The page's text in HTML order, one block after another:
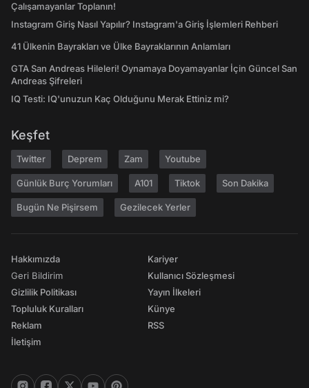
Çalışamayanlar Toplanın!
Instagram Giriş Nasıl Yapılır? Instagram'a Giriş İşlemleri Rehberi
41 Ülkenin Bayrakları ve Ülke Bayraklarının Anlamları
GTA San Andreas Hileleri! Oynamaya Doyamayanlar İçin Güncel San
Andreas Şifreleri
IQ Testi: IQ'unuzun Kaç Olduğunu Merak Ettiniz mi?
Keşfet
Twitter Deprem Zam Youtube
Günlük Burç Yorumları A101 Tiktok Son Dakika
Bugün Ne Pişirsem Gezilecek Yerler
Hakkımızda
Geri Bildirim
Gizlilik Politikası
Topluluk Kuralları
Reklam
İletişim
Kariyer
Kullanıcı Sözleşmesi
Yayın İlkeleri
Künye
RSS